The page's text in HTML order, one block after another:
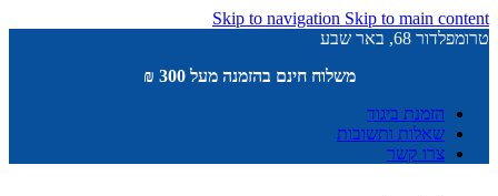
Skip to navigation Skip to main content
טרומפלדור 68, באר שבע
משלוח חינם בהזמנה מעל 300 ₪
הזמנת ביגוד
שאלות ותשובות
צרו קשר